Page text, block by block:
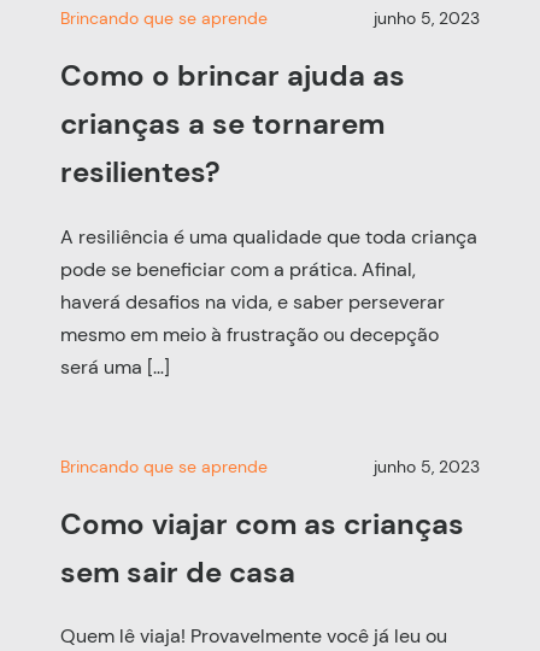
Brincando que se aprende junho 5, 2023
Como o brincar ajuda as
crianças a se tornarem
resilientes?
A resiliência é uma qualidade que toda criança
pode se beneficiar com a prática. Afinal,
haverá desafios na vida, e saber perseverar
mesmo em meio à frustração ou decepção
será uma […]
Brincando que se aprende junho 5, 2023
Como viajar com as crianças
sem sair de casa
Quem lê viaja! Provavelmente você já leu ou